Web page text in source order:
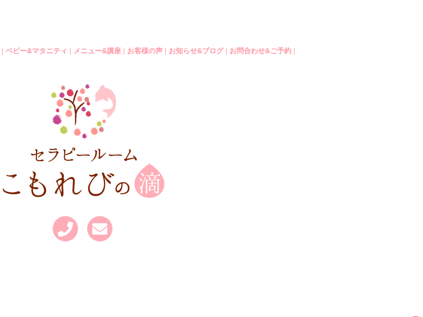
| ベビー&マタニティ | メニュー&講座 | お客様の声 | お知らせ&ブログ| お問合わせ&ご予約 |